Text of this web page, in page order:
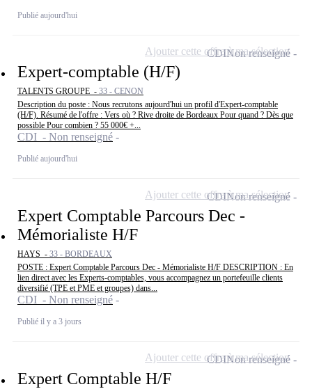
Publié aujourd'hui
Expert-comptable (H/F)
TALENTS GROUPE - 33 - CENON
Description du poste : Nous recrutons aujourd'hui un profil d'Expert-comptable
(H/F). Résumé de l'offre : Vers où ? Rive droite de Bordeaux Pour quand ? Dès que
possible Pour combien ? 55 000€ +...
CDI - Non renseigné
Publié aujourd'hui
CDINon renseigné
Ajouter cette offre à ma sélection
Expert Comptable Parcours Dec -
Mémorialiste H/F
HAYS - 33 - BORDEAUX
POSTE : Expert Comptable Parcours Dec - Mémorialiste H/F DESCRIPTION : En
lien direct avec les Experts-comptables, vous accompagnez un portefeuille clients
diversifié (TPE et PME et groupes) dans...
CDI - Non renseigné
Publié il y a 3 jours
CDINon renseigné
Ajouter cette offre à ma sélection
Expert Comptable H/F
CDINon renseigné
Ajouter cette offre à ma sélection